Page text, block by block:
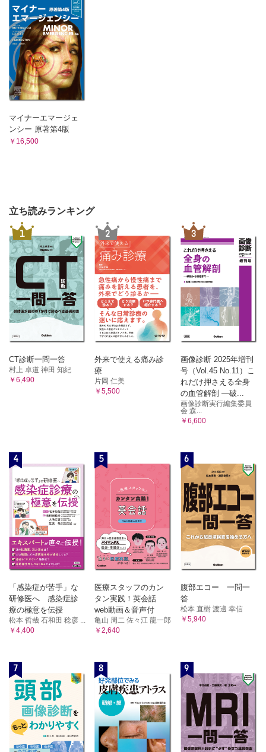
マイナーエマージェ
ンシー 原著第4版
￥16,500
立ち読みランキング
1
CT診断一問一答
村上 卓道 神田 知紀
￥6,490
2
外来で使える痛み診
療
片岡 仁美
￥5,500
3
画像診断 2025年増刊
号（Vol.45 No.11）こ
れだけ押さえる全身
の血管解剖 ―破...
画像診断実行編集委員
会 森...
￥6,600
4
「感染症が苦手」な
研修医へ 感染症診
療の極意を伝授
松本 哲哉 石和田 稔彦 ...
￥4,400
5
医療スタッフのカン
タン実践！英会話
web動画＆音声付
亀山 周二 佐々江 龍一郎
￥2,640
6
腹部エコー 一問一
答
松本 直樹 渡邊 幸信
￥5,940
7 8 9